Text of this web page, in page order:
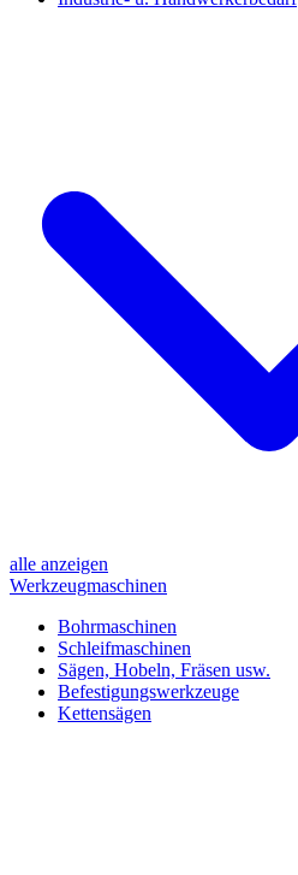
alle anzeigen
Werkzeugmaschinen
Bohrmaschinen
Schleifmaschinen
Sägen, Hobeln, Fräsen usw.
Befestigungswerkzeuge
Kettensägen